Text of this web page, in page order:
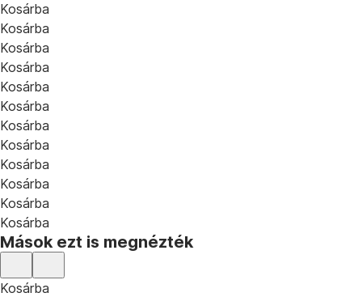
Kosárba
Kosárba
Kosárba
Kosárba
Kosárba
Kosárba
Kosárba
Kosárba
Kosárba
Kosárba
Kosárba
Kosárba
Mások ezt is megnézték
Kosárba